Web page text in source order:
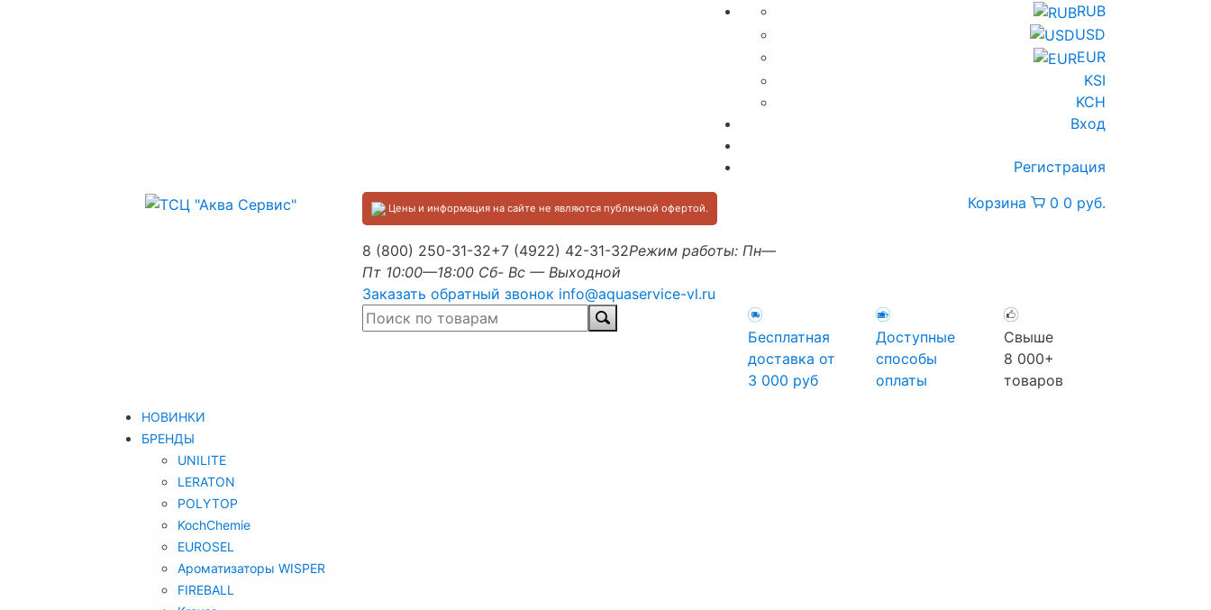
RUB
USD
EUR
KSI
KCH
Вход
Регистрация
Цены и информация на сайте не являются публичной офертой.
8 (800) 250-31-32+7 (4922) 42-31-32Режим работы: Пн—
Пт 10:00—18:00 Сб- Вс — Выходной
Заказать обратный звонок info@aquaservice-vl.ru
Корзина 0 0 руб.
Бесплатная
доставка от
3 000 руб
Доступные
способы
оплаты
Свыше
8 000+
товаров
НОВИНКИ
БРЕНДЫ
UNILITE
LERATON
POLYTOP
KochChemie
EUROSEL
Ароматизаторы WISPER
FIREBALL